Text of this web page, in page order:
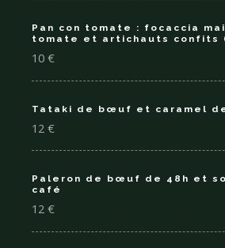
Pan con tomate : focaccia
tomate et artichauts confits
10 €
Tataki de bœuf et caramel
12 €
Paleron de bœuf de 48h et
café
12 €